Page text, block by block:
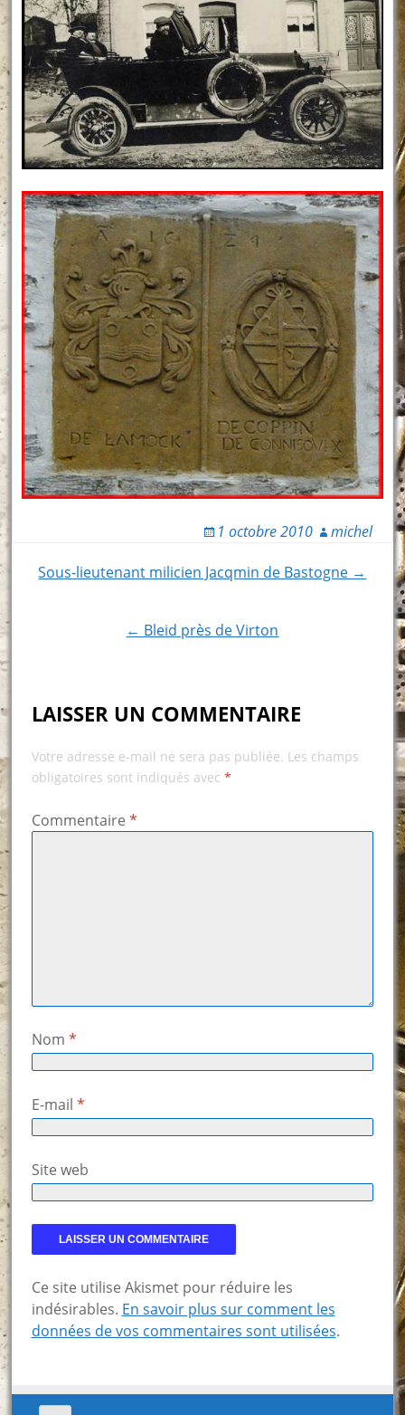
1 octobre 2010 michel
Post
navigation
Sous-lieutenant milicien Jacqmin de Bastogne →
← Bleid près de Virton
LAISSER UN COMMENTAIRE
Votre adresse e-mail ne sera pas publiée. Les champs
obligatoires sont indiqués avec *
Commentaire *
Nom *
E-mail *
Site web
Ce site utilise Akismet pour réduire les
indésirables. En savoir plus sur comment les
données de vos commentaires sont utilisées.